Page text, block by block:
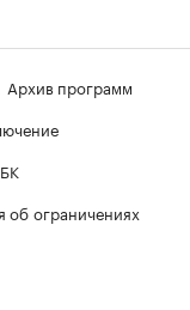
Архив программ
ограничениях